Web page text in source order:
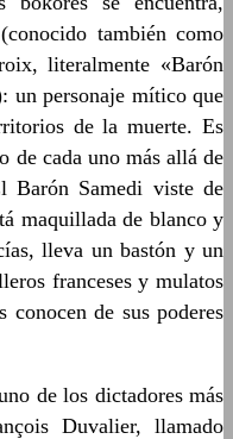
también como
literalmente «Barón
un personaje mítico que
de la muerte. Es
de cada uno más allá de
Samedi viste de
maquillada de blanco y
lleva un bastón y un
franceses y mulatos
de sus poderes
de los dictadores más
Duvalier, llamado